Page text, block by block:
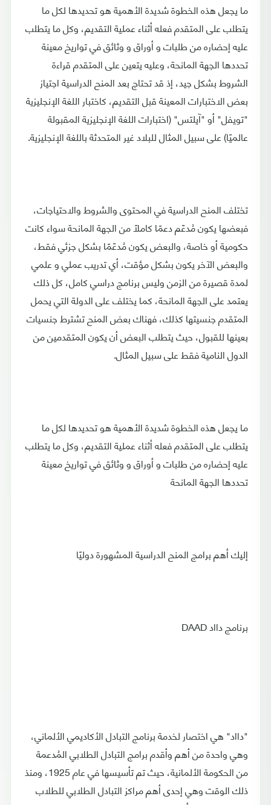
ما يجعل هذه الخطوة شديدة الأهمية هو تحديدها لكل ما
يتطلب على المتقدم فعله أثناء عملية التقديم، وكل ما يتطلب
عليه إحضاره من طلبات و أوراق و وثائق في تواريخ معينة
تحددها الجهة المانحة، وعليه يتعين على المتقدم قراءة
الشروط بشكل جيد، إذ قد تحتاج بعد المنح الدراسية اجتياز
بعض الاختبارات المعينة قبل التقديم، كاختبار اللغة الإنجليزية
"تويفل" أو "آيلتس" (اختبارات اللغة الإنجليزية المقبولة
عالميًا) على سبيل المثال للبلاد غير المتحدثة باللغة الإنجليزية.
تختلف المنح الدراسية في المحتوى والشروط والاحتياجات،
فبعضها يكون مُدعّم دعمًا كاملًا من الجهة المانحة سواء كانت
حكومية أو خاصة، والبعض يكون مُدعّمًا بشكل جزئي فقط،
والبعض الآخر يكون بشكل مؤقت، أي تدريب عملي و علمي
لمدة قصيرة من الزمن وليس برنامج دراسي كامل، كل ذلك
يعتمد على الجهة المانحة، كما يختلف على الدولة التي يحمل
المتقدم جنسيتها كذلك، فهناك بعض المنح تشترط جنسيات
بعينها للقبول، حيث يتطلب البعض أن يكون المتقدمين من
الدول النامية فقط على سبيل المثال.
ما يجعل هذه الخطوة شديدة الأهمية هو تحديدها لكل ما
يتطلب على المتقدم فعله أثناء عملية التقديم، وكل ما يتطلب
عليه إحضاره من طلبات و أوراق و وثائق في تواريخ معينة
تحددها الجهة المانحة
إليك أهم برامج المنح الدراسية المشهورة دوليًا
برنامج دااد DAAD
"دااد" هي اختصار لخدمة برنامج التبادل الأكاديمي الألماني،
وهي واحدة من أهم وأقدم برامج التبادل الطلابي المُدعمة
من الحكومة الألمانية، حيث تم تأسيسها في عام 1925، ومنذ
ذلك الوقت وهي إحدى أهم مراكز التبادل الطلابي للطلاب